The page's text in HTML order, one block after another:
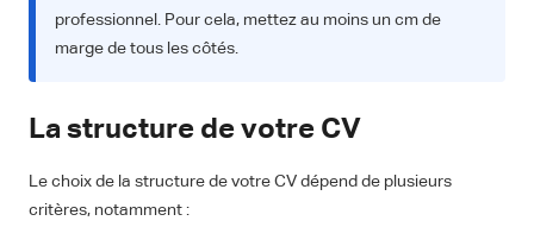
professionnel. Pour cela, mettez au moins un cm de
marge de tous les côtés.
La structure de votre CV
Le choix de la structure de votre CV dépend de plusieurs
critères, notamment :